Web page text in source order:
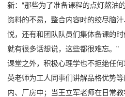
新：“那些为了准备课程的点灯熬油
资料的不易，整合内容时的绞尽脑
悦，还有和团队队员们集体备课的
就有很多话想说，这些都很难忘。”
课堂之外，积极心理学也不拒绝任
英老师为工人同事们讲解品格优势
内、厂房中；当王立军老师在日常